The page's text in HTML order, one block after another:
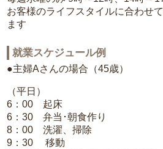
お客様のライフスタイルに合わせ
ます
就業スケジュール例
●主婦Aさんの場合（45歳）
（平日）
6：00 起床
6：30 弁当･朝食作り
8：00 洗濯、掃除
9：30 移動